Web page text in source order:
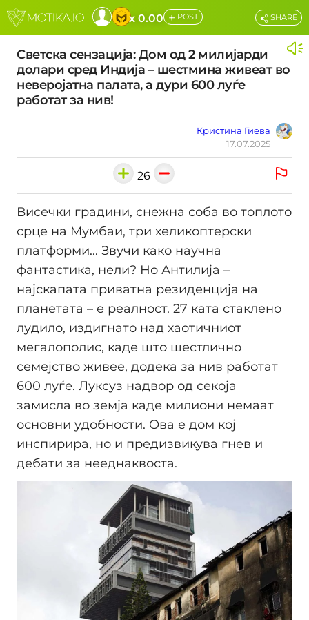
x 0.00 + POST
Светска сензација: Дом од 2 милијарди
долари сред Индија – шестмина живеат во
неверојатна палата, а дури 600 луѓе
работат за нив!
Кристина Гиева
17.07.2025
SHARE
26
Висечки градини, снежна соба во топлото
срце на Мумбаи, три хеликоптерски
платформи... Звучи како научна
фантастика, нели? Но Антилија –
најскапата приватна резиденција на
планетата – е реалност. 27 ката стаклено
лудило, издигнато над хаотичниот
мегалополис, каде што шестлично
семејство живее, додека за нив работат
600 луѓе. Луксуз надвор од секоја
замисла во земја каде милиони немаат
основни удобности. Ова е дом кој
инспирира, но и предизвикува гнев и
дебати за нееднаквоста.